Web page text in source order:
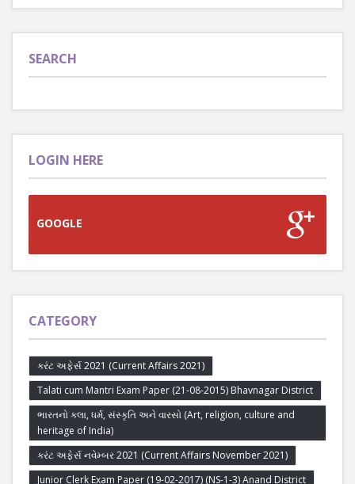
SEARCH
LOGIN HERE
GOOGLE
CATEGORY
કરંટ અફેર્સ 2021 (Current Affairs 2021)
Talati cum Mantri Exam Paper (21-08-2015) Bhavnagar District
ભારતનો કલા, ધર્મ, સંસ્કૃતિ અને વારસો (Art, religion, culture and
heritage of India)
કરંટ અફેર્સ નવેમ્બર 2021 (Current Affairs November 2021)
Junior Clerk Exam Paper (19-02-2017) (NS-1-3) Anand District